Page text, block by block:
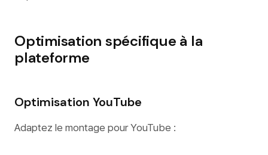
Optimisation spécifique à la
plateforme
Optimisation YouTube
Adaptez le montage pour YouTube :